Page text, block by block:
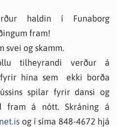
haldin í Funaborg
fram!
svei og skamm.
tilheyrandi verður á
hina sem ekki borða
spilar fyrir dansi og
fram á nótt. Skráning á
og í síma 848-4672 hjá